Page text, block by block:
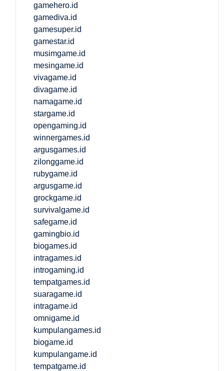
gamehero.id
gamediva.id
gamesuper.id
gamestar.id
musimgame.id
mesingame.id
vivagame.id
divagame.id
namagame.id
stargame.id
opengaming.id
winnergames.id
argusgames.id
zilonggame.id
rubygame.id
argusgame.id
grockgame.id
survivalgame.id
safegame.id
gamingbio.id
biogames.id
intragames.id
introgaming.id
tempatgames.id
suaragame.id
intragame.id
omnigame.id
kumpulangames.id
biogame.id
kumpulangame.id
tempatgame.id